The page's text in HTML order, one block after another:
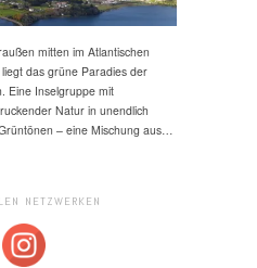
mitten im Atlantischen
das grüne Paradies der
Eine Inselgruppe mit
Natur in unendlich
– eine Mischung aus…
NETZWERKEN